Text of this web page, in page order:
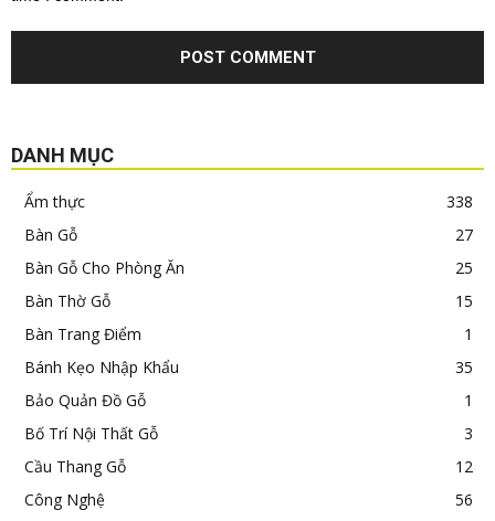
DANH MỤC
Ẩm thực
338
Bàn Gỗ
27
Bàn Gỗ Cho Phòng Ăn
25
Bàn Thờ Gỗ
15
Bàn Trang Điểm
1
Bánh Kẹo Nhập Khẩu
35
Bảo Quản Đồ Gỗ
1
Bố Trí Nội Thất Gỗ
3
Cầu Thang Gỗ
12
Công Nghệ
56